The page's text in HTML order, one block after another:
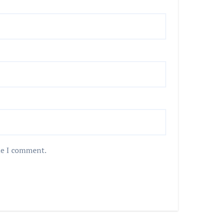
I comment.